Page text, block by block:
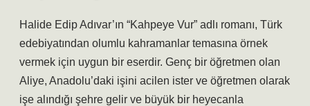
Halide Edip Adıvar’ın “Kahpeye Vur” adlı romanı, Türk
edebiyatından olumlu kahramanlar temasına örnek
vermek için uygun bir eserdir. Genç bir öğretmen olan
Aliye, Anadolu’daki işini acilen ister ve öğretmen olarak
işe alındığı şehre gelir ve büyük bir heyecanla